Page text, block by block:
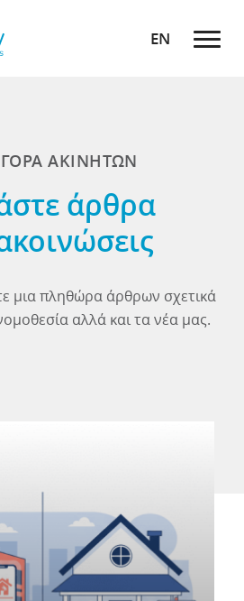
EN
ΑΚΙΝΗΤΩΝ
άρθρα
μια πληθώρα άρθρων σχετικά
αλλά και τα νέα μας.